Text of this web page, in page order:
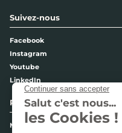
Suivez-nous
Facebook
Instagram
Youtube
LinkedIn
Pages légales
Mentions légales